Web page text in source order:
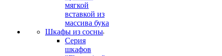
мягкой
вставкой из
массива бука
Шкафы из сосны
Серия
шкафов